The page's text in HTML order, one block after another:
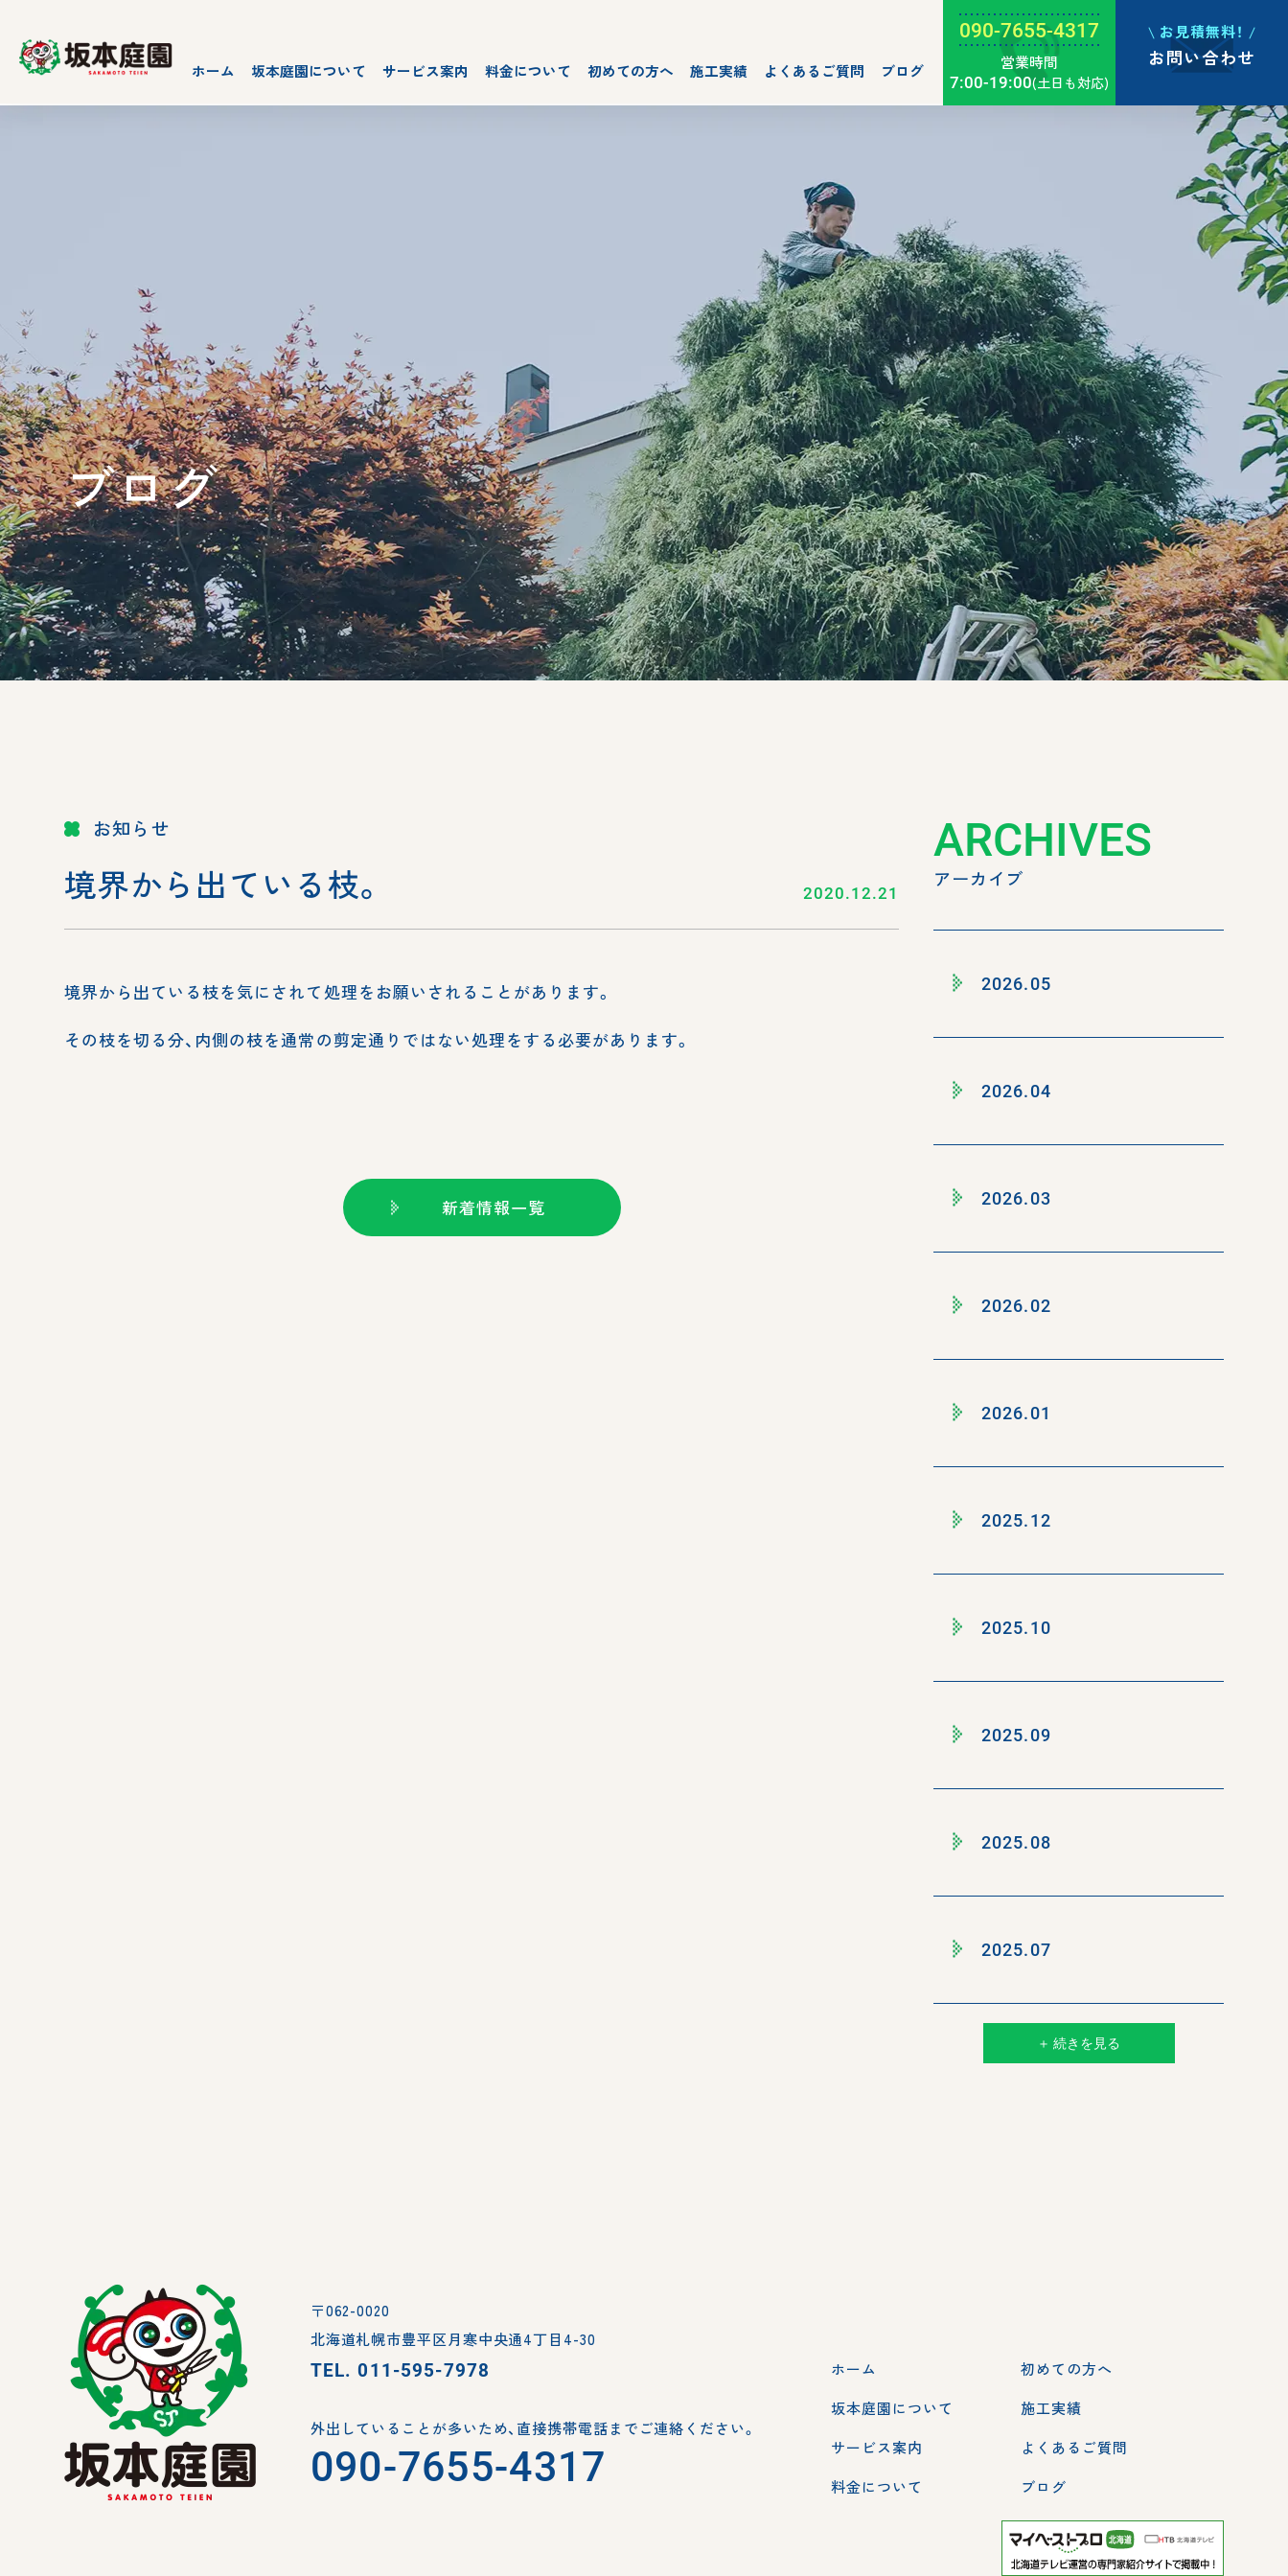
ホーム 坂本庭園について サービス案内 料金について 初めての方へ 施工実績 よくあるご質問 ブログ
090-7655-4317
営業時間
7:00-19:00(土日も対応)
お見積無料！
お問い合わせ
ブログ
お知らせ
2020.12.21
境界から出ている枝。
境界から出ている枝を気にされて処理をお願いされることがあります。
その枝を切る分、内側の枝を通常の剪定通りではない処理をする必要があります。
新着情報一覧
ARCHIVES
アーカイブ
2026.05
2026.04
2026.03
2026.02
2026.01
2025.12
2025.10
2025.09
2025.08
2025.07
＋ 続きを見る
〒062-0020
北海道札幌市豊平区月寒中央通4丁目4-30
TEL.011-595-7978
外出していることが多いため、 直接携帯電話までご連絡ください。
090-7655-4317
ホーム
坂本庭園について
サービス案内
料金について
初めての方へ
施工実績
よくあるご質問
ブログ